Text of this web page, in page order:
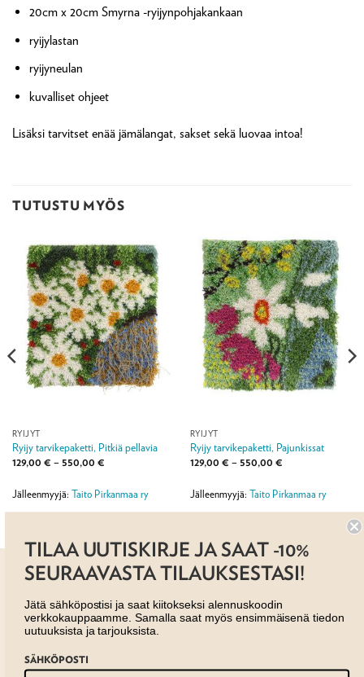
20cm x 20cm Smyrna -ryijynpohjakankaan
ryijylastan
ryijyneulan
kuvalliset ohjeet
Lisäksi tarvitset enää jämälangat, sakset sekä luovaa intoa!
TUTUSTU MYÖS
RYIJYT
Ryijy tarvikepaketti, Pitkiä pellavia
129,00 € – 550,00 €Hintaluokka:
550,00 €
Jälleenmyyjä: Taito Pirkanmaa ry
RYIJYT
Ryijy tarvikepaketti, Pajunkissat
129,00 € – 550,00 €Hintaluokka:
550,00 €
Jälleenmyyjä: Taito Pirkanmaa ry
TILAUS- JA TOIMITUSEHDOT
TILAA UUTISKIRJE JA SAAT -10%
SEURAAVASTA TILAUKSESTASI!
Jätä sähköpostisi ja saat kiitokseksi alennuskoodin
verkkokauppaamme. Samalla saat myös ensimmäisenä tiedon
uutuuksista ja tarjouksista.
SÄHKÖPOSTI